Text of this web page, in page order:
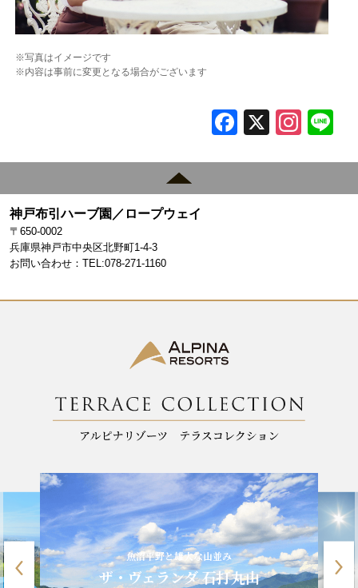
※写真はイメージです
※内容は事前に変更となる場合がございます
F
e
k
X In
gr
神戸布引ハーブ園／ロープウェイ
〒650-0002
兵庫県神戸市中央区北野町1-4-3
お問い合わせ：TEL:078-271-1160
魚沼平野と雄大な山並み
ザ・ヴェランダ 石打丸山